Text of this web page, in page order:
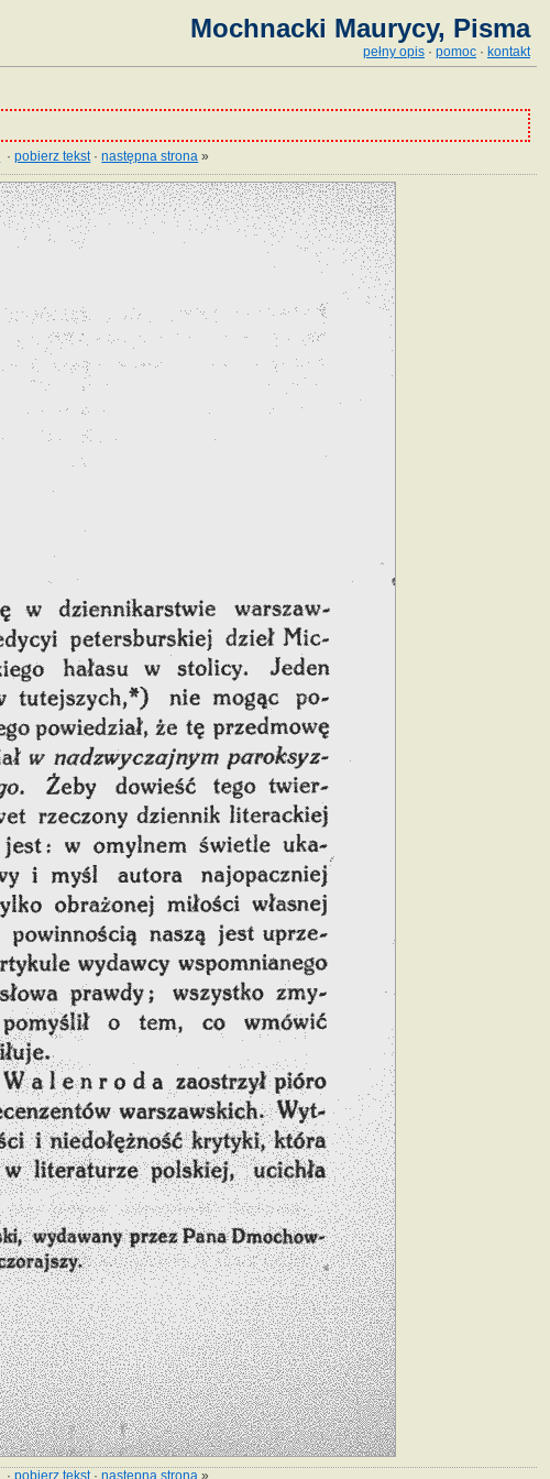
Mochnacki Maurycy, Pisma
pełny opis · pomoc · kontakt
·pobierz tekst·następna strona »
·pobierz tekst·następna strona »